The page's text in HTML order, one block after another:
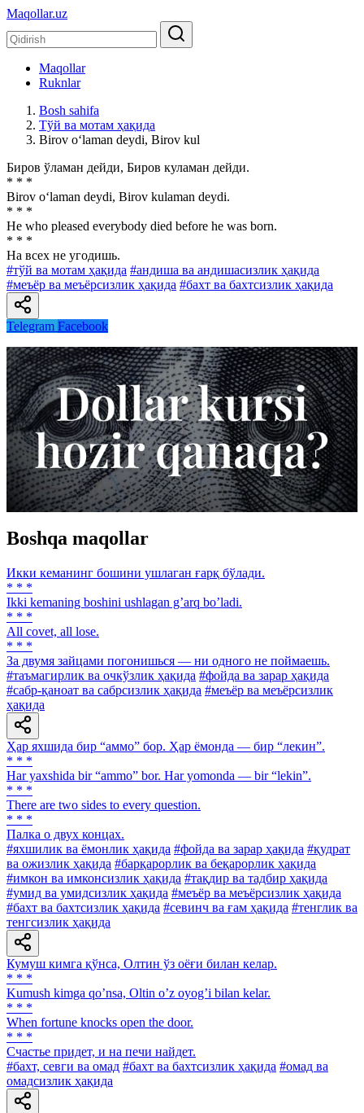
Maqollar.uz
Maqollar
Ruknlar
Bosh sahifa
Тўй ва мотам ҳақида
Birov o‘laman deydi, Birov kul
Биров ўламан дейди, Биров куламан дейди.
* * *
Birov o‘laman deydi, Birov kulaman deydi.
* * *
He who pleased everybody died before he was born.
* * *
На всех не угодишь.
#тўй ва мотам ҳақида #андиша ва андишасизлик ҳақида
#меъёр ва меъёрсизлик ҳақида #бахт ва бахтсизлик ҳақида
Telegram Facebook
Boshqa maqollar
Икки кеманинг бошини ушлаган ғарқ бўлади.
* * *
Ikki kemaning boshini ushlagan gʼarq boʼladi.
* * *
All covet, all lose.
* * *
За двумя зайцами погонишься — ни одного не поймаешь.
#таъмагирлик ва очкўзлик ҳақида #фойда ва зарар ҳақида
#сабр-қаноат ва сабрсизлик ҳақида #меъёр ва меъёрсизлик
ҳақида
Ҳар яхшида бир “аммо” бор. Ҳар ёмонда — бир “лекин”.
* * *
Har yaxshida bir “ammo” bor. Har yomonda — bir “lekin”.
* * *
There are two sides to every question.
* * *
Палка о двух концах.
#яхшилик ва ёмонлик ҳақида #фойда ва зарар ҳақида #қудрат
ва ожизлик ҳақида #барқарорлик ва беқарорлик ҳақида
#имкон ва имконсизлик ҳақида #тақдир ва тадбир ҳақида
#умид ва умидсизлик ҳақида #меъёр ва меъёрсизлик ҳақида
#бахт ва бахтсизлик ҳақида #севинч ва ғам ҳақида #тенглик ва
тенгсизлик ҳақида
Кумуш кимга қўнса, Олтин ўз оёғи билан келар.
* * *
Kumush kimga qoʼnsa, Oltin oʼz oyogʼi bilan kelar.
* * *
When fortune knocks open the door.
* * *
Счастье придет, и на печи найдет.
#бахт, севги ва омад #бахт ва бахтсизлик ҳақида #омад ва
омадсизлик ҳақида